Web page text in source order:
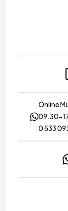
Online
09.30-
0 533